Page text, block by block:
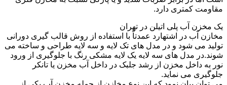
مقاومت کمتری دارد.
یک مخزن آب پلی اتیلن در تهران
مخازن آب در اشتهارد عمدتاً با استفاده از روش قالب گیری دورانی
تولید می شود و در مدل های تک لایه و سه لایه طراحی و ساخته می
شوند.در مدل های سه لایه یک لایه مشکی رنگ با جلوگیری از ورود
نور به داخل مخزن از رشد جلبک در داخل آب مخزن یا تانکر
جلوگیری می نماید.